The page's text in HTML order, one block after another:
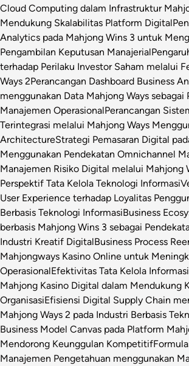
Cloud Computing dalam Infrastruktur
Mendukung Skalabilitas Platform Digital
Analytics pada Mahjong Wins 3 untuk
Pengambilan Keputusan Manajerial
terhadap Perilaku Investor Saham melalui
Ways 2Perancangan Dashboard Business
menggunakan Data Mahjong Ways sebagai
Manajemen OperasionalPerancangan
Terintegrasi melalui Mahjong Ways
ArchitectureStrategi Pemasaran Digital
Menggunakan Pendekatan Omnichannel
Manajemen Risiko Digital melalui Mahjong
Perspektif Tata Kelola Teknologi Informasi
User Experience terhadap Loyalitas
Berbasis Teknologi InformasiBusiness
berbasis Mahjong Wins 3 sebagai
Industri Kreatif DigitalBusiness Process
Mahjongways Kasino Online untuk
OperasionalEfektivitas Tata Kelola
Mahjong Kasino Digital dalam Mendukung
OrganisasiEfisiensi Digital Supply Chain
Mahjong Ways 2 pada Industri Berbasis
Business Model Canvas pada Platform
Mendorong Keunggulan Kompetitif
Manajemen Pengetahuan menggunakan